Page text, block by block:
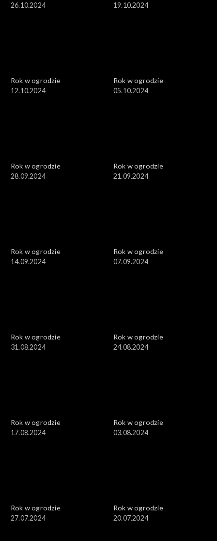
26.10.2024
19.10.2024
Rok w ogrodzie
12.10.2024
Rok w ogrodzie
05.10.2024
Rok w ogrodzie
28.09.2024
Rok w ogrodzie
21.09.2024
Rok w ogrodzie
14.09.2024
Rok w ogrodzie
07.09.2024
Rok w ogrodzie
31.08.2024
Rok w ogrodzie
24.08.2024
Rok w ogrodzie
17.08.2024
Rok w ogrodzie
03.08.2024
Rok w ogrodzie
27.07.2024
Rok w ogrodzie
20.07.2024